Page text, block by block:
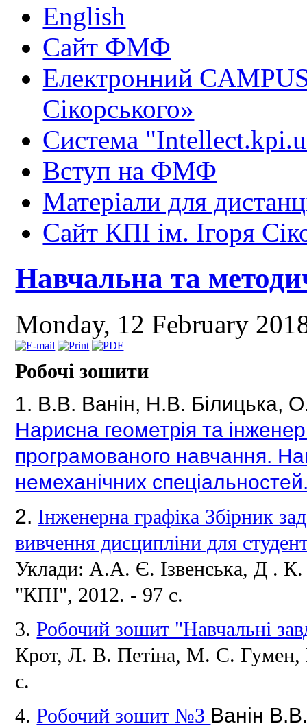
English
Сайт ФМФ
Електронний
Сікорського»
Система
Вступ на ФМФ
Матеріали для
Сайт КПІ ім. Ігоря
Навчальна та
Monday, 12 February
Робочі зошити
1. В.В. Ванін, Н.В. Білицька,
Нарисна геометрія та
програмованого навчання.
немеханічних
2. Інженерна графіка Збірник
вивчення дисципліни для
Уклади: А.А. Є. Ізвенська, Д .
"КПІ", 2012. - 97 с.
3.Робочий зошит "Навчальні
Крот, Л.В.Петіна, М. С.
с.
4.Робочий зошит №3 Ванін